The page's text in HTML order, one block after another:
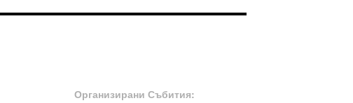
Организирани Събития: